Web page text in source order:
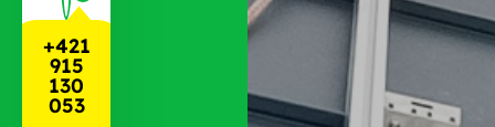
+421
915
130
053